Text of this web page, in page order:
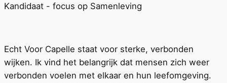
Kandidaat - focus op Samenleving
Echt Voor Capelle staat voor sterke, verbonden
wijken. Ik vind het belangrijk dat mensen zich weer
verbonden voelen met elkaar en hun leefomgeving.